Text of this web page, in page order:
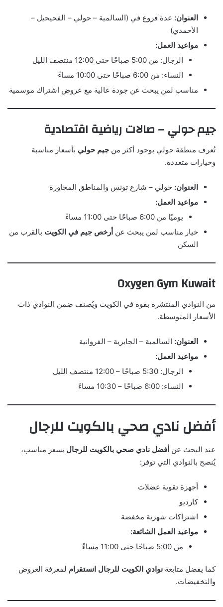
العنوان: عدة فروع في (السالمية – حولي – الفحيحيل –
الأحمدي)
مواعيد العمل:
الرجال: من 5:00 صباحًا حتى 12:00 منتصف الليل
النساء: من 6:00 صباحًا حتى 10:00 مساءً
مناسب لمن يبحث عن جودة عالية مع عروض اشتراك موسمية
جيم حولي – صالات رياضية اقتصادية
تُعرف منطقة حولي بوجود أكثر من جيم حولي بأسعار مناسبة
وخيارات متعددة.
العنوان: حولي – شارع تونس والمناطق المجاورة
مواعيد العمل:
يوميًا من 6:00 صباحًا حتى 11:00 مساءً
خيار مناسب لمن يبحث عن أرخص جيم في الكويت بالقرب من
السكن
Oxygen Gym Kuwait
من النوادي المنتشرة بقوة في الكويت ويُصنف ضمن النوادي ذات
الأسعار المتوسطة.
العنوان: السالمية – الجابرية – الفروانية
مواعيد العمل:
الرجال: 5:30 صباحًا – 12:00 منتصف الليل
النساء: 6:00 صباحًا – 10:30 مساءً
أفضل نادي صحي بالكويت للرجال
عند البحث عن أفضل نادي صحي بالكويت للرجال بسعر مناسب،
يُنصح بالنوادي التي توفر:
أجهزة تقوية عضلات
كارديو
اشتراكات شهرية مخفضة
مواعيد العمل الشائعة:
من 5:00 صباحًا حتى 11:00 مساءً
كما يفضل متابعة نوادي الكويت للرجال انستقرام لمعرفة العروض
والتخفيضات.